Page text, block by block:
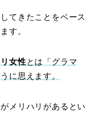
てきたことをベース
す。
女性とは「グラマ
に思えます。
メリハリがあるとい